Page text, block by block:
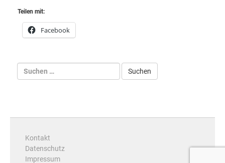
Teilen mit:
Facebook
Kontakt
Datenschutz
Impressum